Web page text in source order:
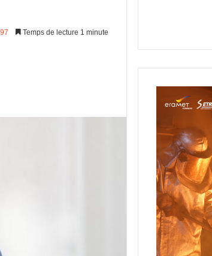
Temps de lecture 1 minute